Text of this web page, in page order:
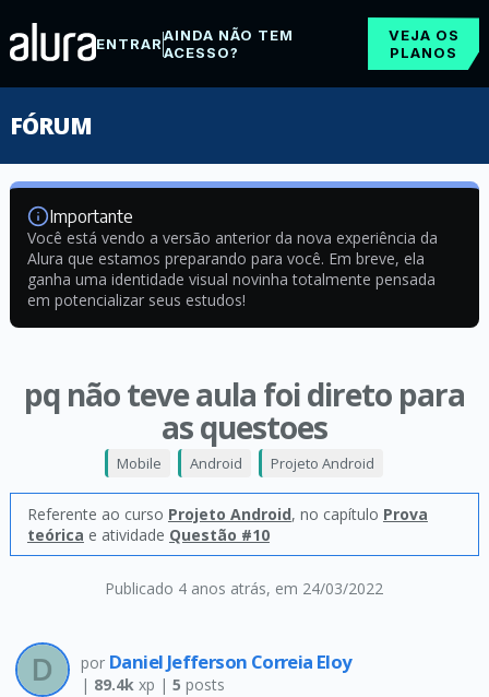
ENTRARAINDA NÃO TEM
ACESSO?
VEJA OS
PLANOS
FÓRUM
Importante
Você está vendo a versão anterior da nova experiência da
Alura que estamos preparando para você. Em breve, ela
ganha uma identidade visual novinha totalmente pensada
em potencializar seus estudos!
pq não teve aula foi direto para
as questoes
Publicado 4 anos atrás, em 24/03/2022
Mobile Android Projeto Android
Referente ao curso Projeto Android, no capítulo Prova
teórica e atividade Questão #10
por Daniel Jefferson Correia Eloy
| 89.4kxp | 5 posts